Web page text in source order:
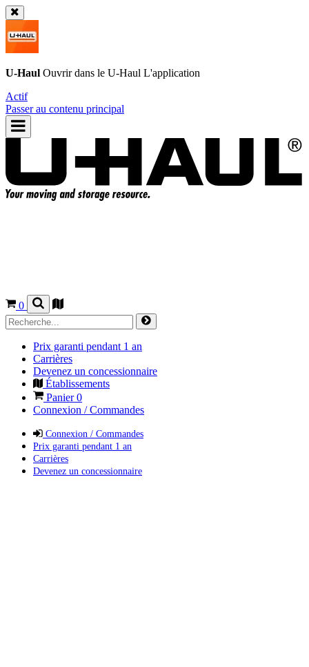
U-Haul Ouvrir dans le U-Haul L'application
Actif
Passer au contenu principal
0
Prix garanti pendant 1 an
Carrières
Devenez un concessionnaire
Établissements
Panier0
Connexion / Commandes
Connexion / Commandes
Prix garanti pendant 1 an
Carrières
Devenez un concessionnaire